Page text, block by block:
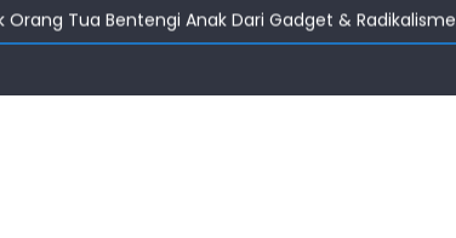
Orang Tua Bentengi Anak Dari Gadget & Radikalisme
Nias Diminta Percepat Usulan BKP 2027